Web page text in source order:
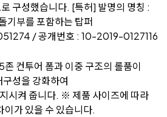
구성했습니다. [특허] 발명의 명칭 :
기부를 포함하는 탑퍼
/ 공개번호 : 10-2019-0127116
5존 컨투어 폼과 이중 구조의 롤품이
구성을 강화하여
시켜 줍니다. ※ 제품 사이즈에 따라
이가 있을 수 있습니다.